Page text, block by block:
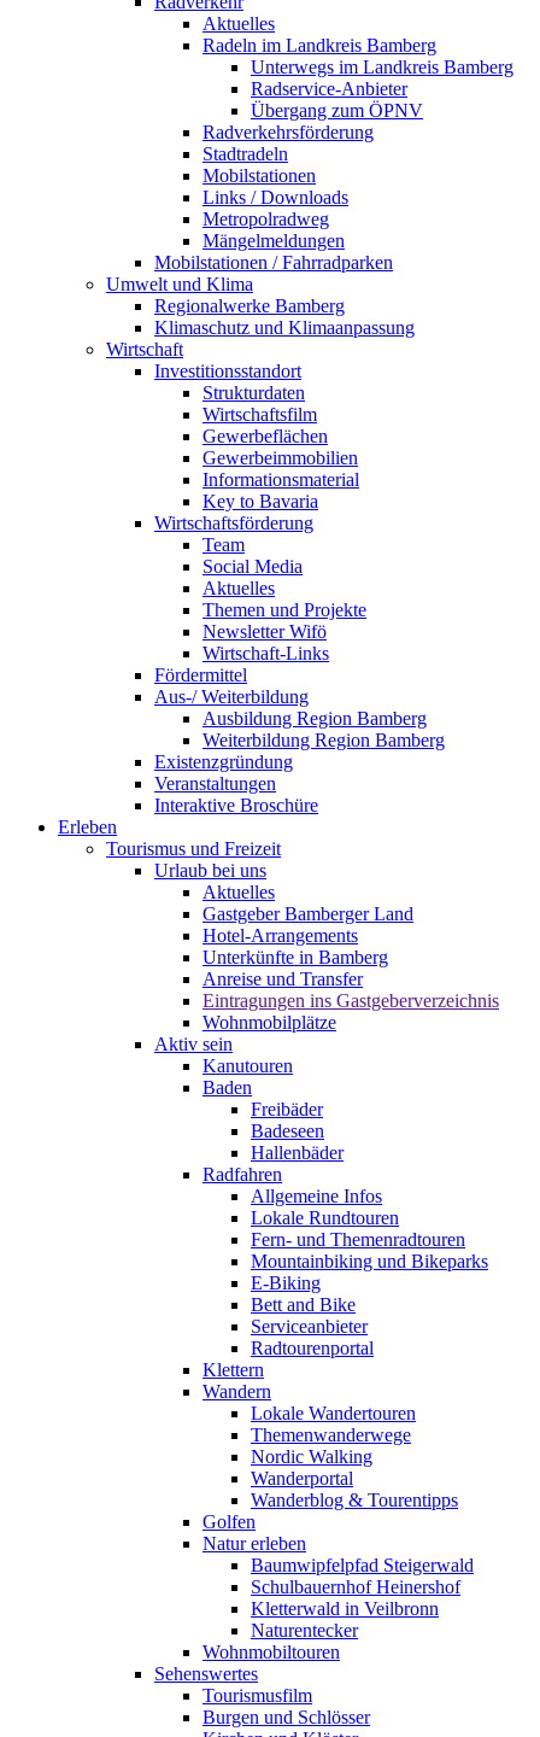
Aktuelles
Radeln im Landkreis Bamberg
Unterwegs im Landkreis Bamberg
Radservice-Anbieter
Übergang zum ÖPNV
Radverkehrsförderung
Stadtradeln
Mobilstationen
Links / Downloads
Metropolradweg
Mängelmeldungen
Mobilstationen / Fahrradparken
Umwelt und Klima
Regionalwerke Bamberg
Klimaschutz und Klimaanpassung
Wirtschaft
Investitionsstandort
Strukturdaten
Wirtschaftsfilm
Gewerbeflächen
Gewerbeimmobilien
Informationsmaterial
Key to Bavaria
Wirtschaftsförderung
Team
Social Media
Aktuelles
Themen und Projekte
Newsletter Wifö
Wirtschaft-Links
Fördermittel
Aus-/ Weiterbildung
Ausbildung Region Bamberg
Weiterbildung Region Bamberg
Existenzgründung
Veranstaltungen
Interaktive Broschüre
Erleben
Tourismus und Freizeit
Urlaub bei uns
Aktuelles
Gastgeber Bamberger Land
Hotel-Arrangements
Unterkünfte in Bamberg
Anreise und Transfer
Eintragungen ins Gastgeberverzeichnis
Wohnmobilplätze
Aktiv sein
Kanutouren
Baden
Freibäder
Badeseen
Hallenbäder
Radfahren
Allgemeine Infos
Lokale Rundtouren
Fern- und Themenradtouren
Mountainbiking und Bikeparks
E-Biking
Bett and Bike
Serviceanbieter
Radtourenportal
Klettern
Wandern
Lokale Wandertouren
Themenwanderwege
Nordic Walking
Wanderportal
Wanderblog & Tourentipps
Golfen
Natur erleben
Baumwipfelpfad Steigerwald
Schulbauernhof Heinershof
Kletterwald in Veilbronn
Naturentecker
Wohnmobiltouren
Sehenswertes
Tourismusfilm
Burgen und Schlösser